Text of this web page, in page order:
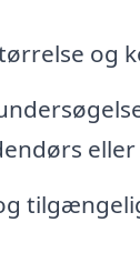
og